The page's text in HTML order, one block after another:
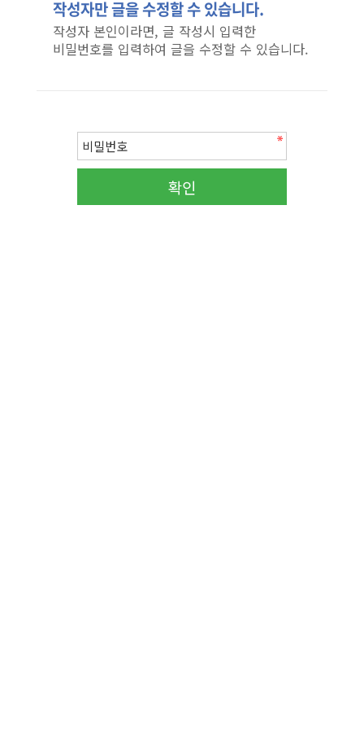
작성자만 글을 수정할 수 있습니다.
작성자 본인이라면, 글 작성시 입력한
비밀번호를 입력하여 글을 수정할 수 있습니다.